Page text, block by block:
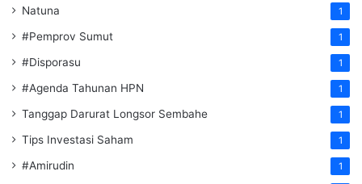
Natuna 1
#Pemprov Sumut 1
#Disporasu 1
#Agenda Tahunan HPN 1
Tanggap Darurat Longsor Sembahe 1
Tips Investasi Saham 1
#Amirudin 1